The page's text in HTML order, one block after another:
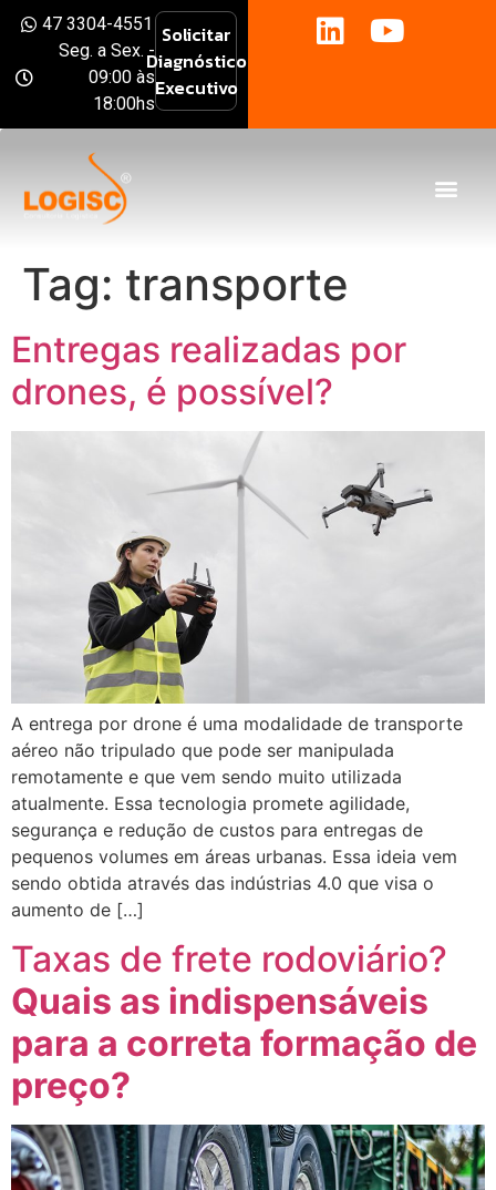
47 3304-4551
Seg. a Sex. -
09:00 às
18:00hs
Solicitar
Diagnóstico
Executivo
Tag: transporte
Entregas realizadas por
drones, é possível?
A entrega por drone é uma modalidade de transporte
aéreo não tripulado que pode ser manipulada
remotamente e que vem sendo muito utilizada
atualmente. Essa tecnologia promete agilidade,
segurança e redução de custos para entregas de
pequenos volumes em áreas urbanas. Essa ideia vem
sendo obtida através das indústrias 4.0 que visa o
aumento de […]
Taxas de frete rodoviário?
Quais as indispensáveis
para a correta formação de
preço?